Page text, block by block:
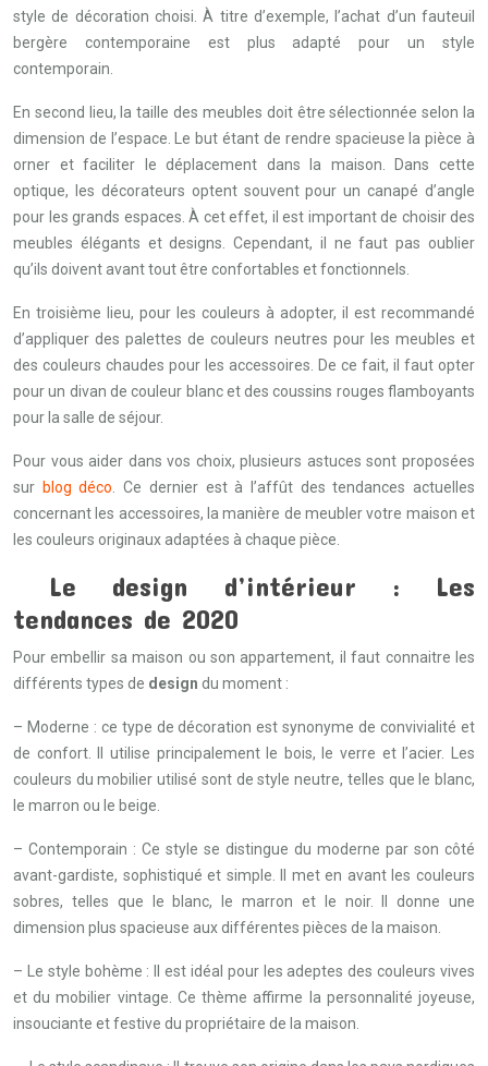
style de décoration choisi. À titre d’exemple, l’achat d’un fauteuil
bergère contemporaine est plus adapté pour un style
contemporain.
En second lieu, la taille des meubles doit être sélectionnée selon la
dimension de l’espace. Le but étant de rendre spacieuse la pièce à
orner et faciliter le déplacement dans la maison. Dans cette
optique, les décorateurs optent souvent pour un canapé d’angle
pour les grands espaces. À cet effet, il est important de choisir des
meubles élégants et designs. Cependant, il ne faut pas oublier
qu’ils doivent avant tout être confortables et fonctionnels.
En troisième lieu, pour les couleurs à adopter, il est recommandé
d’appliquer des palettes de couleurs neutres pour les meubles et
des couleurs chaudes pour les accessoires. De ce fait, il faut opter
pour un divan de couleur blanc et des coussins rouges flamboyants
pour la salle de séjour.
Pour vous aider dans vos choix, plusieurs astuces sont proposées
sur blog déco . Ce dernier est à l’affût des tendances actuelles
concernant les accessoires, la manière de meubler votre maison et
les couleurs originaux adaptées à chaque pièce.
Le design d’intérieur : Les
tendances de 2020
Pour embellir sa maison ou son appartement, il faut connaitre les
différents types de design du moment :
– Moderne : ce type de décoration est synonyme de convivialité et
de confort. Il utilise principalement le bois, le verre et l’acier. Les
couleurs du mobilier utilisé sont de style neutre, telles que le blanc,
le marron ou le beige.
– Contemporain : Ce style se distingue du moderne par son côté
avant-gardiste, sophistiqué et simple. Il met en avant les couleurs
sobres, telles que le blanc, le marron et le noir. Il donne une
dimension plus spacieuse aux différentes pièces de la maison.
– Le style bohème : Il est idéal pour les adeptes des couleurs vives
et du mobilier vintage. Ce thème affirme la personnalité joyeuse,
insouciante et festive du propriétaire de la maison.